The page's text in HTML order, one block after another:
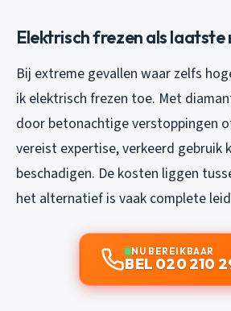
Elektrisch frezen als
Bij extreme gevallen waar zelfs
ik elektrisch frezen toe. Met
door betonachtige verstoppingen
vereist expertise, verkeerd gebruik
beschadigen. De kosten liggen
het alternatief is vaak complete
NU BEREIKBAAR
BEL 020 210